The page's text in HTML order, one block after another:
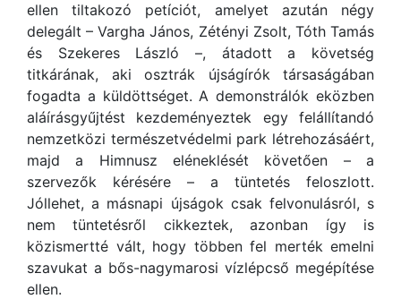
ellen tiltakozó petíciót, amelyet azután négy
delegált – Vargha János, Zétényi Zsolt, Tóth Tamás
és Szekeres László –, átadott a követség
titkárának, aki osztrák újságírók társaságában
fogadta a küldöttséget. A demonstrálók eközben
aláírásgyűjtést kezdeményeztek egy felállítandó
nemzetközi természetvédelmi park létrehozásáért,
majd a Himnusz eléneklését követően – a
szervezők kérésére – a tüntetés feloszlott.
Jóllehet, a másnapi újságok csak felvonulásról, s
nem tüntetésről cikkeztek, azonban így is
közismertté vált, hogy többen fel merték emelni
szavukat a bős-nagymarosi vízlépcső megépítése
ellen.